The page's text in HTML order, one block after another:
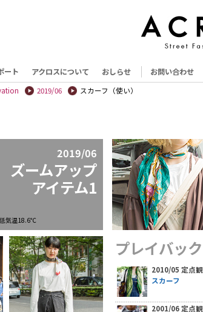
ート アクロスについて おしらせ お問い合わせ
2019/06 スカーフ（使い）
2019/06
ズームアップ
アイテム1
気温18.6℃
プレイバック
2010/05 定点
スカーフ
2001/06 定点